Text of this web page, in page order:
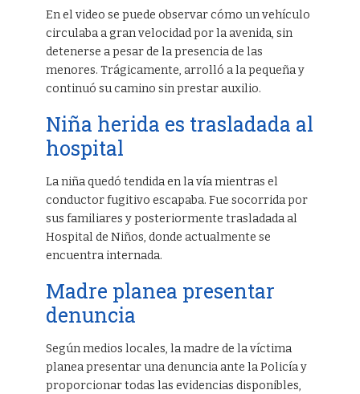
En el video se puede observar cómo un vehículo
circulaba a gran velocidad por la avenida, sin
detenerse a pesar de la presencia de las
menores. Trágicamente, arrolló a la pequeña y
continuó su camino sin prestar auxilio.
Niña herida es trasladada al
hospital
La niña quedó tendida en la vía mientras el
conductor fugitivo escapaba. Fue socorrida por
sus familiares y posteriormente trasladada al
Hospital de Niños, donde actualmente se
encuentra internada.
Madre planea presentar
denuncia
Según medios locales, la madre de la víctima
planea presentar una denuncia ante la Policía y
proporcionar todas las evidencias disponibles,